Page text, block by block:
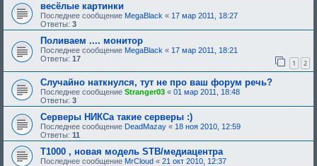
весёлые картинки
Последнее сообщение MegaBlack « 17 мар 2011, 18:27
Ответы: 3
Поливаем .... монитор
Последнее сообщение MegaBlack « 17 мар 2011, 18:21
Ответы: 17 1 2
Случайно наткнулся, тут не про ваш форум речь?
Последнее сообщение Stranger03 « 01 мар 2011, 18:48
Ответы: 3
Серверы НИКСа такие серверы :)
Последнее сообщение DeadMazay « 18 ноя 2010, 12:59
Ответы: 11
Т1000 , новая модель STB/медиацентра
Последнее сообщение MrCloud « 21 окт 2010, 12:37